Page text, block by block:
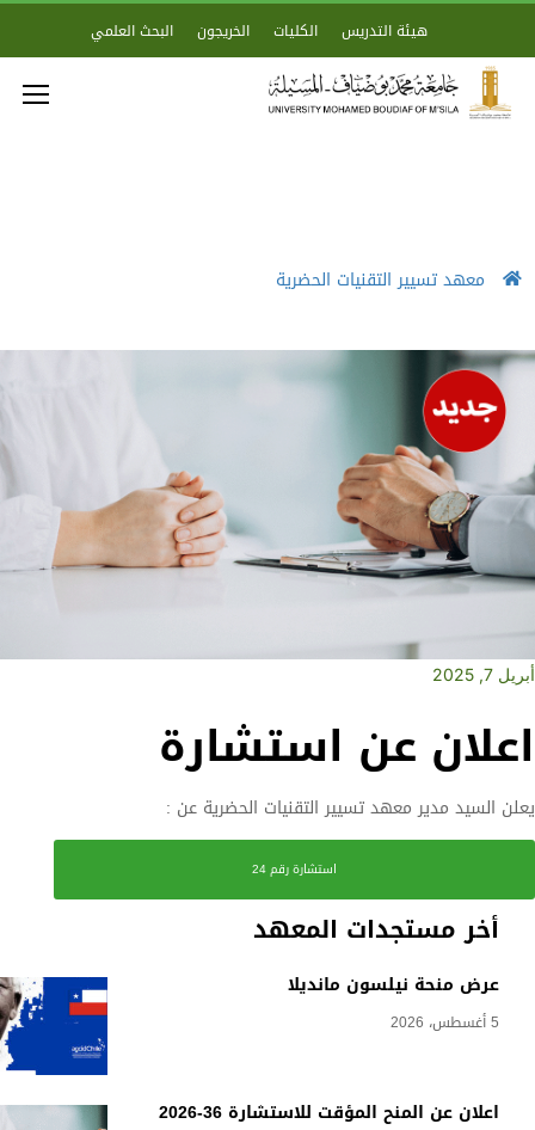
هيئة التدريس الكليات الخريجون البحث العلمي
معهد تسيير التقنيات الحضرية
أخر مستجدات المعهد
عرض منحة نيلسون مانديلا
5 أغسطس، 2026
اعلان عن المنح المؤقت للاستشارة 36-2026
أبريل 7, 2025
اعلان عن استشارة
يعلن السيد مدير معهد تسيير التقنيات الحضرية عن :
استشارة رقم 24